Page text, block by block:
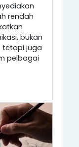
rendah
bukan
tetapi juga
pelbagai